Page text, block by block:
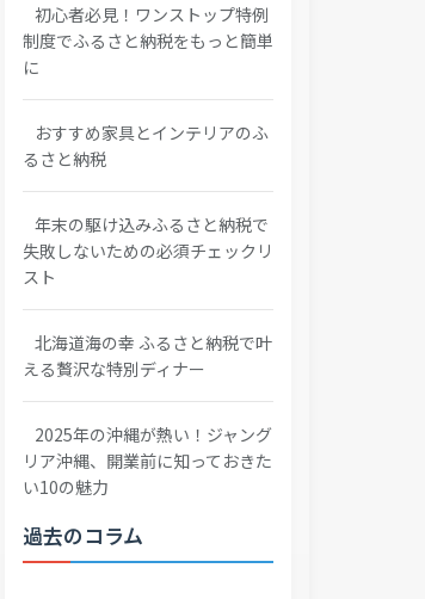
初心者必見！ワンストップ特例
制度でふるさと納税をもっと簡単
に
おすすめ家具とインテリアのふ
るさと納税
年末の駆け込みふるさと納税で
失敗しないための必須チェックリ
スト
北海道海の幸 ふるさと納税で叶
える贅沢な特別ディナー
2025年の沖縄が熱い！ジャング
リア沖縄、開業前に知っておきた
い10の魅力
過去のコラム